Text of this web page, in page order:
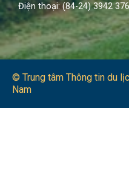
Điện thoại: (84-24) 3942
© Trung tâm Thông tin du
Nam